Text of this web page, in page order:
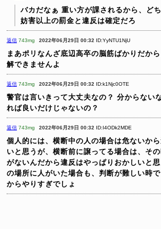
バカだなぁ 重い方が課されるから、ど
妨害以上の罰金と違反は確定だろ
返信 743mg 2022年06月29日 00:32 ID:YyNTU1NjU
まあポリなんざ底辺高卒の脳筋ばかりだか
解できませんよ
返信 743mg 2022年06月29日 00:32 ID:k1Njc0OTE
警官は言いきって大丈夫なの？ 分からない
れば良いだけじゃないの？
返信 743mg 2022年06月29日 00:32 ID:I4ODk2MDE
個人的には、横断中の人の場合は危ないか
いと思うが、横断前に譲ってる場合は、そ
がないんだから違反はやっぱりおかしいと
の場所に人がいた場合も、判断が難しい時
からやりすぎでしょ